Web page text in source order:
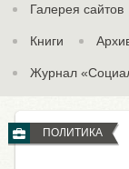
Галерея сайтов
Книги
Журнал
ПОЛИТИКА